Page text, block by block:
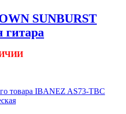
SUNBURST
гитара